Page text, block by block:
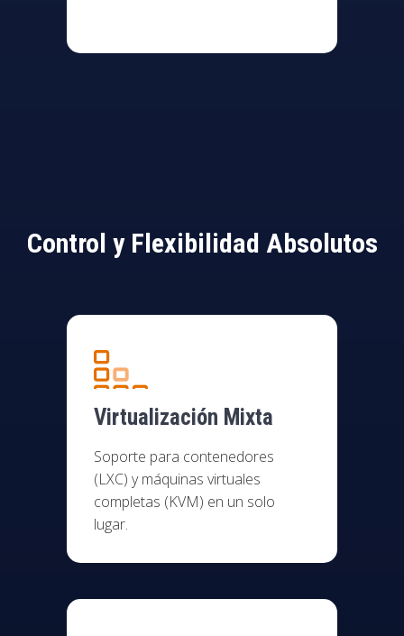
Control y Flexibilidad Absolutos
Virtualización Mixta
Soporte para contenedores
(LXC) y máquinas virtuales
completas (KVM) en un solo
lugar.